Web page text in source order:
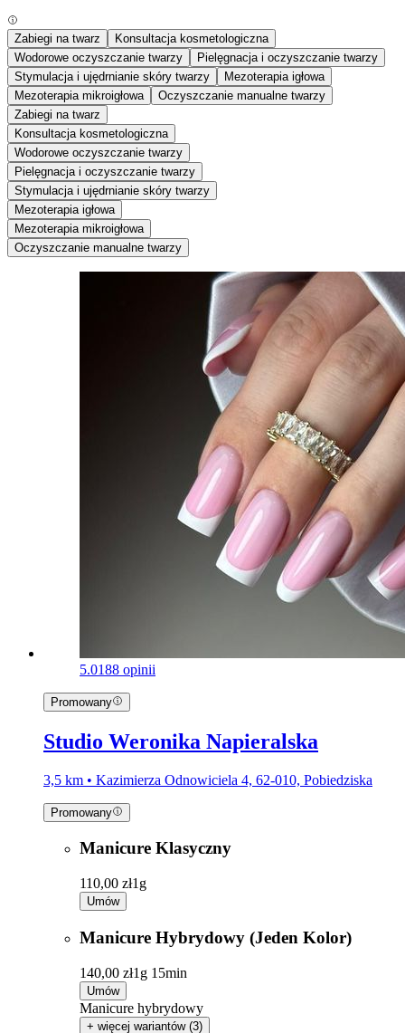
Zabiegi na twarz
Konsultacja kosmetologiczna
Wodorowe oczyszczanie twarzy
Pielęgnacja i oczyszczanie twarzy
Stymulacja i ujędrnianie skóry twarzy
Mezoterapia igłowa
Mezoterapia mikroigłowa
Oczyszczanie manualne twarzy
Zabiegi na twarz
Konsultacja kosmetologiczna
Wodorowe oczyszczanie twarzy
Pielęgnacja i oczyszczanie twarzy
Stymulacja i ujędrnianie skóry twarzy
Mezoterapia igłowa
Mezoterapia mikroigłowa
Oczyszczanie manualne twarzy
5.0188 opinii
Promowany
Studio Weronika Napieralska
3,5 km • Kazimierza Odnowiciela 4, 62-010, Pobiedziska
Promowany
Manicure Klasyczny
110,00 zł1g
Umów
Manicure Hybrydowy (Jeden Kolor)
140,00 zł1g 15min
Umów
Manicure hybrydowy
+ więcej wariantów (3)